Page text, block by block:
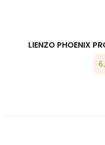
LIENZO PHOENIX